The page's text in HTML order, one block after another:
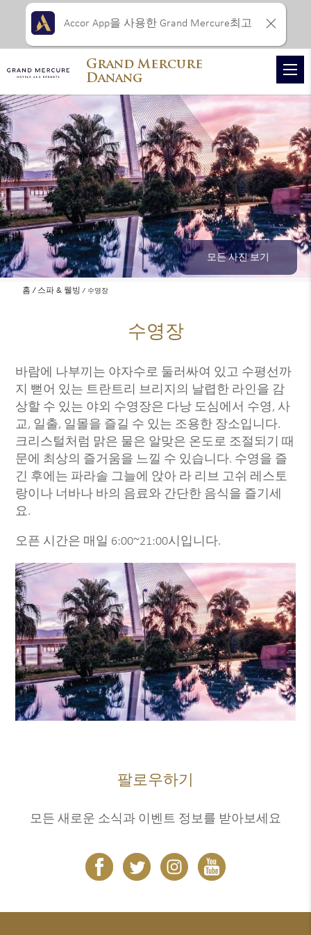
모든 사진 보기
홈 스파 & 웰빙 수영장
수영장
바람에 나부끼는 야자수로 둘러싸여 있고 수평선까
지 뻗어 있는 트란트리 브리지의 날렵한 라인을 감
상할 수 있는 야외 수영장은 다낭 도심에서 수영, 사
교, 일출, 일몰을 즐길 수 있는 조용한 장소입니다.
크리스털처럼 맑은 물은 알맞은 온도로 조절되기 때
문에 최상의 즐거움을 느낄 수 있습니다. 수영을 즐
긴 후에는 파라솔 그늘에 앉아 라 리브 고쉬 레스토
랑이나 너바나 바의 음료와 간단한 음식을 즐기세
요.
오픈 시간은 매일 6:00~21:00시입니다.
팔로우하기
모든 새로운 소식과 이벤트 정보를 받아보세요
Grand Mercure
Danang
Accor App을 사용한 Grand Mercure최고